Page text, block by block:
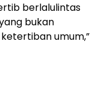
berlalulintas
bukan
umum,”